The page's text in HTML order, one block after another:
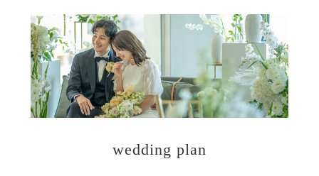
wedding plan